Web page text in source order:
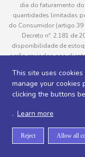
This site uses
manage your cookies
clicking the buttons
. Learn more
Reject Allow all
dia do faturamento
quantidades limitadas
do Consumidor (artigo 39
Decreto nº. 2.181 de
disponibilidade de
serão enviados aos
pedido do cliente, este
cobrado. As fotos dos
divergência com o
Desenvolvido